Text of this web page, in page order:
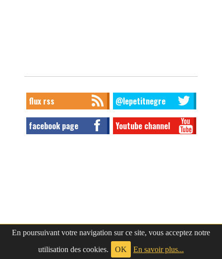
En poursuivant votre navigation sur ce site, vous acceptez notre
utilisation des cookies.
OK En savoir plus...
flux rss @lepetitnegre
facebook page Youtube channel